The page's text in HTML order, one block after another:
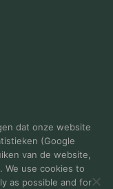
Disclaimer
dat onze website
(Google
van de website,
We use cookies to
as possible and for